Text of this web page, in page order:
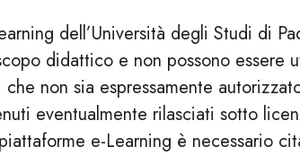
dell’Università degli Studi di
didattico e non possono essere
non sia espressamente
eventualmente rilasciati sotto
e-Learning è necessario